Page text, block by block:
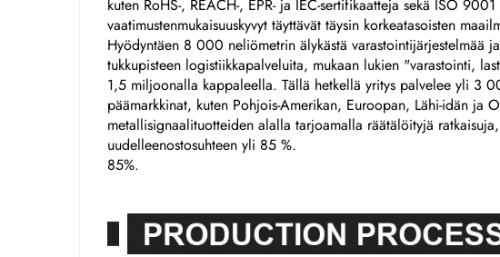
kuten RoHS-, REACH-, EPR- ja IEC-sertifikaatteja sekä ISO
vaatimustenmukaisuuskyvyt täyttävät täysin korkeatasoisten
Hyödyntäen 8 000 neliömetrin älykästä varastointijärjestelmää
tukkupisteen logistiikkapalveluita, mukaan lukien "varastointi,
1,5 miljoonalla kappaleella. Tällä hetkellä yritys palvelee yli 3
päämarkkinat, kuten Pohjois-Amerikan, Euroopan, Lähi-idän ja
metallisignaalituotteiden alalla tarjoamalla räätälöityjä
uudelleenostosuhteen yli 85 %.
85%.